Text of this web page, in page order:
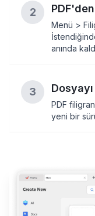
2
Menü >
anında
3
PDF
yeni bir